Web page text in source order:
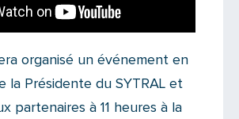
organisé un événement en
la Présidente du SYTRAL et
partenaires à 11 heures à la